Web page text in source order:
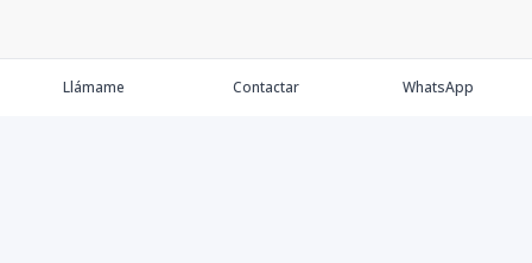
Llámame Contactar WhatsApp